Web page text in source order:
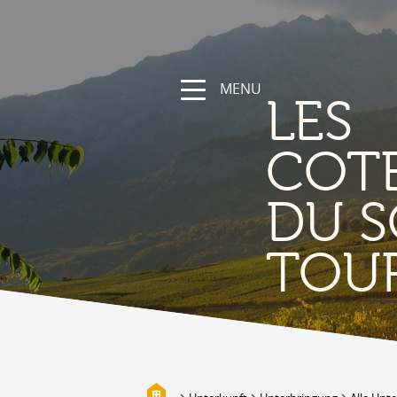
NATUR
Die Region
Wandern und Sportwege
Das Wallis mit Fahrrad und
Mountainbike
Biotope
MENU
LES
DU